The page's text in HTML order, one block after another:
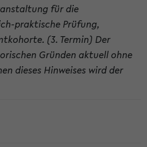
für die
praktische Prüfung,
(3. Termin) Der
Gründen aktuell ohne
dieses Hinweises wird der